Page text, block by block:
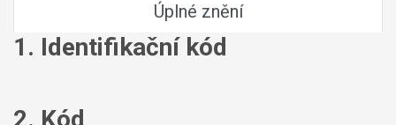
Úplné znění
1. Identifikační kód
2. Kód